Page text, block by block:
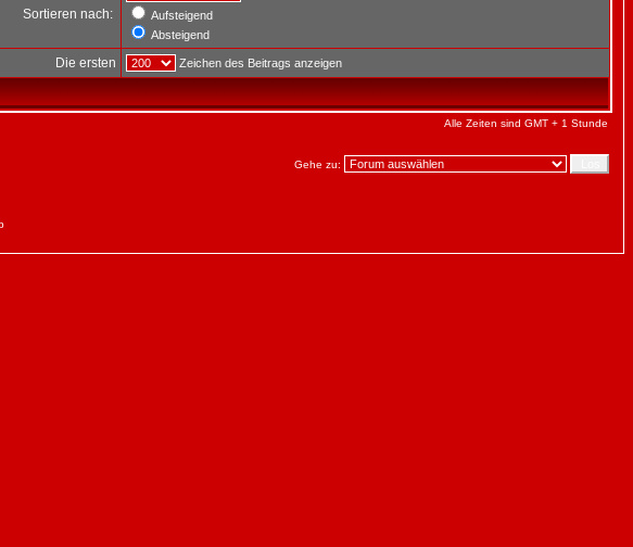
Sortieren nach:
Aufsteigend
Absteigend
Die ersten Zeichen des Beitrags anzeigen
Alle Zeiten sind GMT + 1 Stunde
Gehe zu: